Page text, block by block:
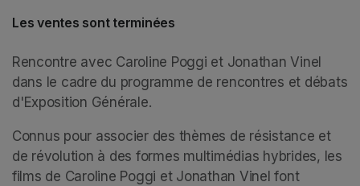
Les ventes sont terminées
Rencontre avec Caroline Poggi et Jonathan Vinel
dans le cadre du programme de rencontres et débats
d'Exposition Générale.
Connus pour associer des thèmes de résistance et
de révolution à des formes multimédias hybrides, les
films de Caroline Poggi et Jonathan Vinel font